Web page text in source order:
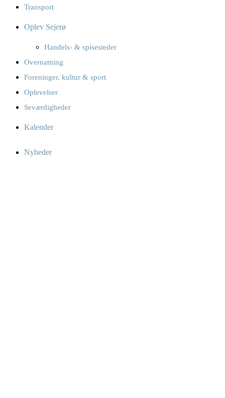
Transport
Oplev Sejerø
Handels- & spisesteder
Overnatning
Foreninger, kultur & sport
Oplevelser
Seværdigheder
Kalender
Nyheder